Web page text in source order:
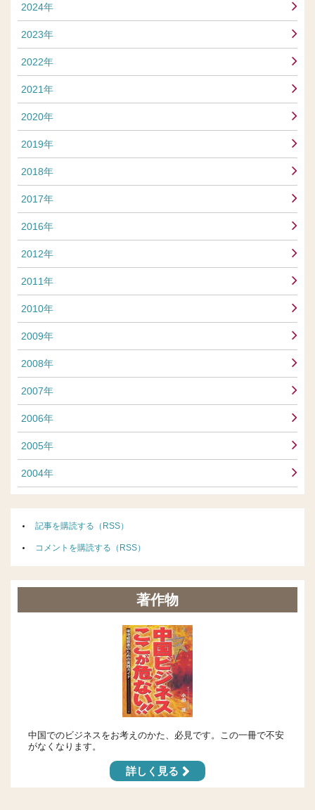
2024年
2023年
2022年
2021年
2020年
2019年
2018年
2017年
2016年
2012年
2011年
2010年
2009年
2008年
2007年
2006年
2005年
2004年
記事を購読する（RSS）
コメントを購読する（RSS）
著作物
中国でのビジネスをお考えのかた、必見です。この一冊で不安
がなくなります。
詳しく見る